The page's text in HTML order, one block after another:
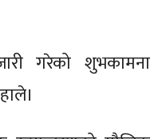
गरेको शुभकामना